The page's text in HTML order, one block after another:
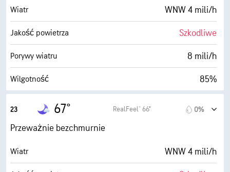
Zachmurzenie 4%
Widoczność 5 mili
Pułap chmur 30000 stopy
Wiatr WNW 4 mili/h
Jakość powietrza Szkodliwe
Porywy wiatru 8 mili/h
Wilgotność 85%
Punkt rosy
AccuLumen Brightness Index™
Zachmurzenie 6%
23 67° RealFeel® 66° 0%
Przeważnie bezchmurnie
Wiatr WNW 4 mili/h